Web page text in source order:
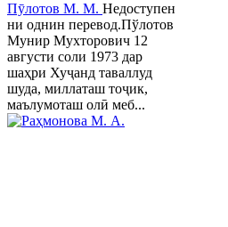
Пӯлотов М. М. Недоступен
ни однин перевод.Пўлотов
Мунир Мухторович 12
августи соли 1973 дар
шаҳри Хуҷанд таваллуд
шуда, миллаташ тоҷик,
маълумоташ олӣ меб...